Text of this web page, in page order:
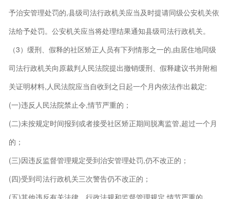
予治安管理处罚的,县级司法行政机关应当及时提请同级公安机关依
法给予处罚。公安机关应当将处理结果通知县级司法行政机关。
（3）缓刑、假释的社区矫正人员有下列情形之一的,由居住地同级
司法行政机关向原裁判人民法院提出撤销缓刑、假释建议书并附相
关证明材料,人民法院应当自收到之日起一个月内依法作出裁定:
(一)违反人民法院禁止令,情节严重的；
(二)未按规定时间报到或者接受社区矫正期间脱离监管,超过一个月
的；
(三)因违反监督管理规定受到治安管理处罚,仍不改正的；
(四)受到司法行政机关三次警告仍不改正的；